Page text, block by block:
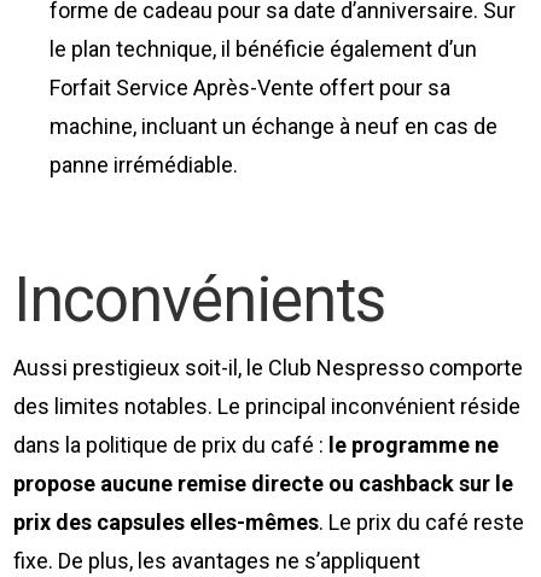
forme de cadeau pour sa date d’anniversaire. Sur
le plan technique, il bénéficie également d’un
Forfait Service Après-Vente offert pour sa
machine, incluant un échange à neuf en cas de
panne irrémédiable.
Inconvénients
Aussi prestigieux soit-il, le Club Nespresso comporte
des limites notables. Le principal inconvénient réside
dans la politique de prix du café : le programme ne
propose aucune remise directe ou cashback sur le
prix des capsules elles-mêmes. Le prix du café reste
fixe. De plus, les avantages ne s’appliquent